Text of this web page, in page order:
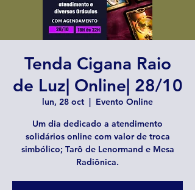
Tenda Cigana Raio
de Luz| Online| 28/10
lun, 28 oct
  |
Evento Online
Um dia dedicado a atendimento
solidários online com valor de troca
simbólico; Tarô de Lenormand e Mesa
Radiônica.